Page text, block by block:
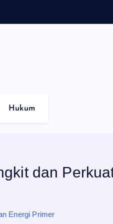
Hukum
dan
Energi Primer